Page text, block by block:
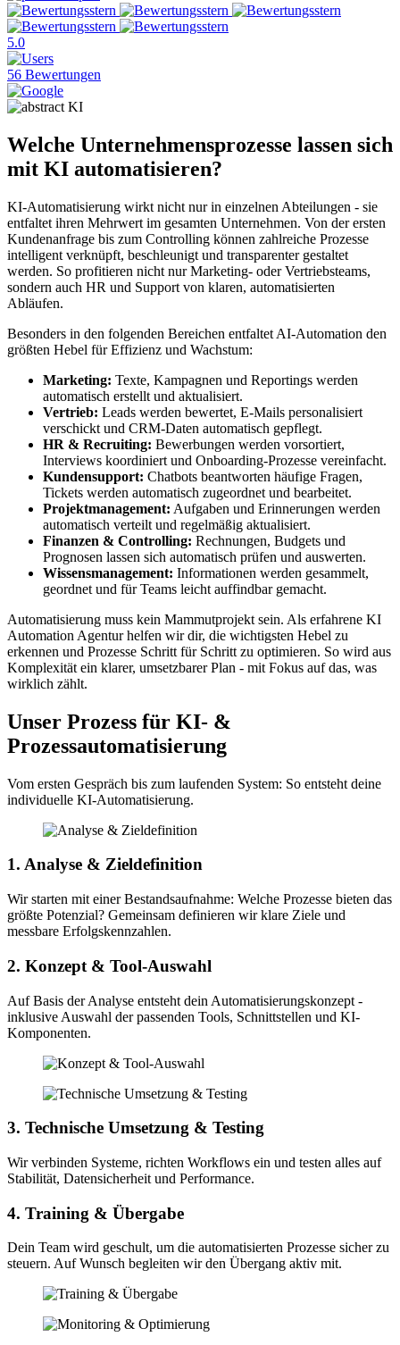
5.0
56 Bewertungen
Welche Unternehmensprozesse lassen sich
mit KI automatisieren?
KI-Automatisierung wirkt nicht nur in einzelnen Abteilungen - sie
entfaltet ihren Mehrwert im gesamten Unternehmen. Von der ersten
Kundenanfrage bis zum Controlling können zahlreiche Prozesse
intelligent verknüpft, beschleunigt und transparenter gestaltet
werden. So profitieren nicht nur Marketing- oder Vertriebsteams,
sondern auch HR und Support von klaren, automatisierten
Abläufen.
Besonders in den folgenden Bereichen entfaltet AI-Automation den
größten Hebel für Effizienz und Wachstum:
Marketing: Texte, Kampagnen und Reportings werden
automatisch erstellt und aktualisiert.
Vertrieb: Leads werden bewertet, E-Mails personalisiert
verschickt und CRM-Daten automatisch gepflegt.
HR & Recruiting: Bewerbungen werden vorsortiert,
Interviews koordiniert und Onboarding-Prozesse vereinfacht.
Kundensupport: Chatbots beantworten häufige Fragen,
Tickets werden automatisch zugeordnet und bearbeitet.
Projektmanagement: Aufgaben und Erinnerungen werden
automatisch verteilt und regelmäßig aktualisiert.
Finanzen & Controlling: Rechnungen, Budgets und
Prognosen lassen sich automatisch prüfen und auswerten.
Wissensmanagement: Informationen werden gesammelt,
geordnet und für Teams leicht auffindbar gemacht.
Automatisierung muss kein Mammutprojekt sein. Als erfahrene KI
Automation Agentur helfen wir dir, die wichtigsten Hebel zu
erkennen und Prozesse Schritt für Schritt zu optimieren. So wird aus
Komplexität ein klarer, umsetzbarer Plan - mit Fokus auf das, was
wirklich zählt.
Unser Prozess für KI- &
Prozessautomatisierung
Vom ersten Gespräch bis zum laufenden System: So entsteht deine
individuelle KI-Automatisierung.
1. Analyse & Zieldefinition
Wir starten mit einer Bestandsaufnahme: Welche Prozesse bieten das
größte Potenzial? Gemeinsam definieren wir klare Ziele und
messbare Erfolgskennzahlen.
2. Konzept & Tool-Auswahl
Auf Basis der Analyse entsteht dein Automatisierungskonzept -
inklusive Auswahl der passenden Tools, Schnittstellen und KI-
Komponenten.
3. Technische Umsetzung & Testing
Wir verbinden Systeme, richten Workflows ein und testen alles auf
Stabilität, Datensicherheit und Performance.
4. Training & Übergabe
Dein Team wird geschult, um die automatisierten Prozesse sicher zu
steuern. Auf Wunsch begleiten wir den Übergang aktiv mit.